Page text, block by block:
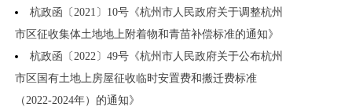
杭政函〔2021〕10号《杭州市人民政府关于调整杭州
市区征收集体土地地上附着物和青苗补偿标准的通知》
杭政函〔2022〕49号《杭州市人民政府关于公布杭州
市区国有土地上房屋征收临时安置费和搬迁费标准
（2022-2024年）的通知》